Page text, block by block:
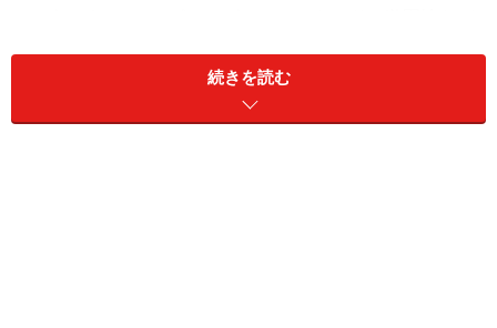
さすが、ビールの町ミュンヘン。１年に１回のビール祭
りでは足りないのですね（笑）。
続きを読む